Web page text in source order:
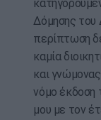
Δόμησης του
περίπτωση
καμία
και
νόμο έκδοση
μου με τον